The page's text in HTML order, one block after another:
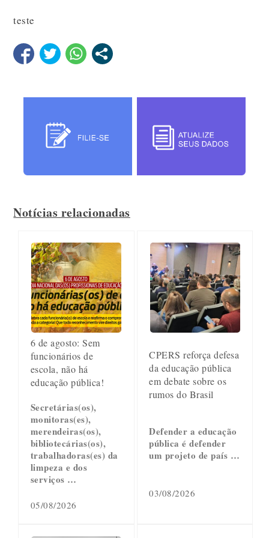
teste
Notícias relacionadas
6 de agosto: Sem
funcionários de
escola, não há
educação pública!
Secretárias(os),
monitoras(es),
merendeiras(os),
bibliotecárias(os),
trabalhadoras(es) da
limpeza e dos
serviços …
05/08/2026
CPERS reforça defesa
da educação pública
em debate sobre os
rumos do Brasil
Defender a educação
pública é defender
um projeto de país …
03/08/2026